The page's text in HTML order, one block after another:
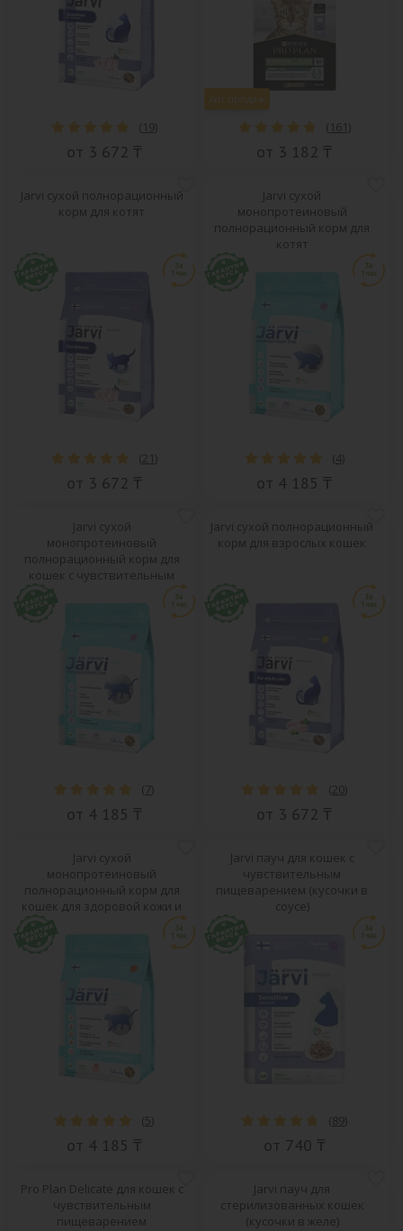
( 19)
от 3 672 ₸
Хит продаж
( 161)
от 3 182 ₸
Jarvi сухой полнорационный
корм для котят
(21)
от 3 672 ₸
Jarvi сухой
монопротеиновый
полнорационный корм для
котят
(4)
от 4 185 ₸
Jarvi сухой
монопротеиновый
полнорационный корм для
кошек с чувствительным
( 7)
от 4 185 ₸
Jarvi сухой полнорационный
корм для взрослых кошек
(20)
от 3 672 ₸
Jarvi сухой
монопротеиновый
полнорационный корм для
кошек для здоровой кожи и
(5)
от 4 185 ₸
Jarvi пауч для кошек с
чувствительным
пищеварением (кусочки в
соусе)
(89)
от 740 ₸
Pro Plan Delicate для кошек с
чувствительным
пищеварением
Jarvi пауч для
стерилизованных кошек
(кусочки в желе)